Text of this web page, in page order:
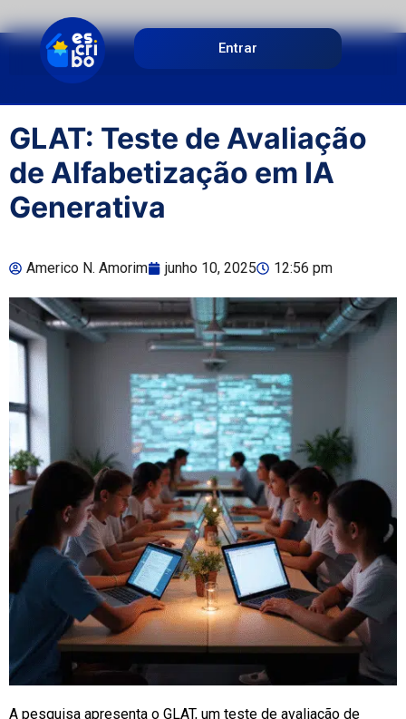
Entrar
GLAT: Teste de Avaliação
de Alfabetização em IA
Generativa
Americo N. Amorim junho 10, 2025 12:56 pm
A pesquisa apresenta o GLAT, um teste de avaliação de